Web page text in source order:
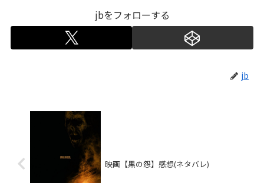
jbをフォローする
jb
映画【黒の怨】感想(ネタバレ)